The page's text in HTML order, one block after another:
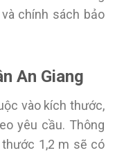
chính sách bảo
An Giang
vào kích thước,
yêu cầu. Thông
1,2 m sẽ có